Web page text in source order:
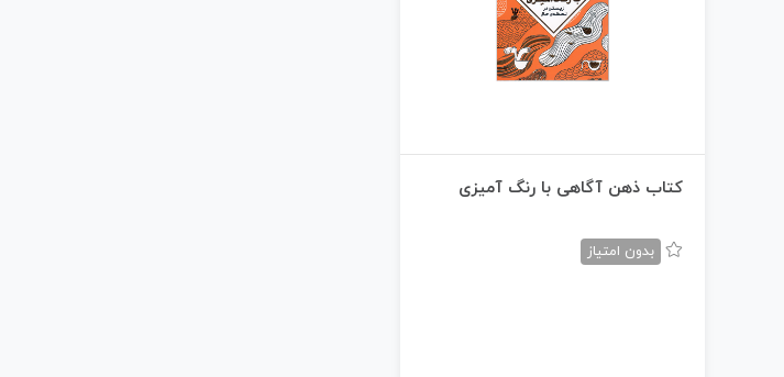
کتاب ذهن آگاهی با رنگ آمیزی
بدون امتیاز